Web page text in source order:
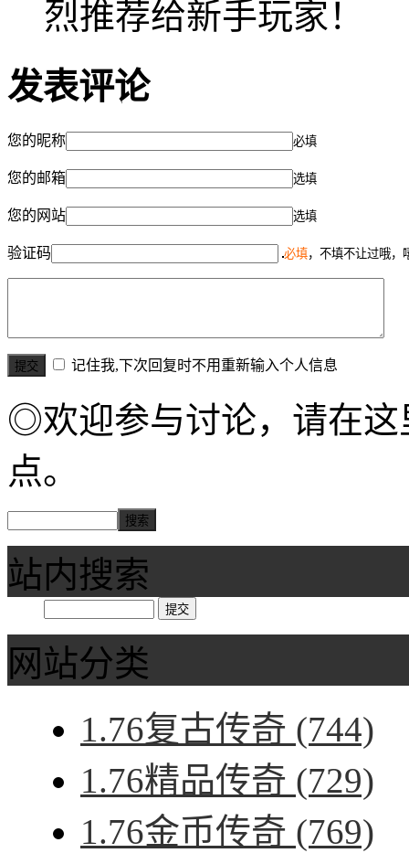
烈推荐给新手玩家！
发表评论
您的昵称 必填
您的邮箱 选填
您的网站 选填
验证码 必填，不填不让过哦，
记住我,下次回复时不用重新输入个人信息
◎欢迎参与讨论，请在这
点。
站内搜索
网站分类
1.76复古传奇 (744)
1.76精品传奇 (729)
1.76金币传奇 (769)